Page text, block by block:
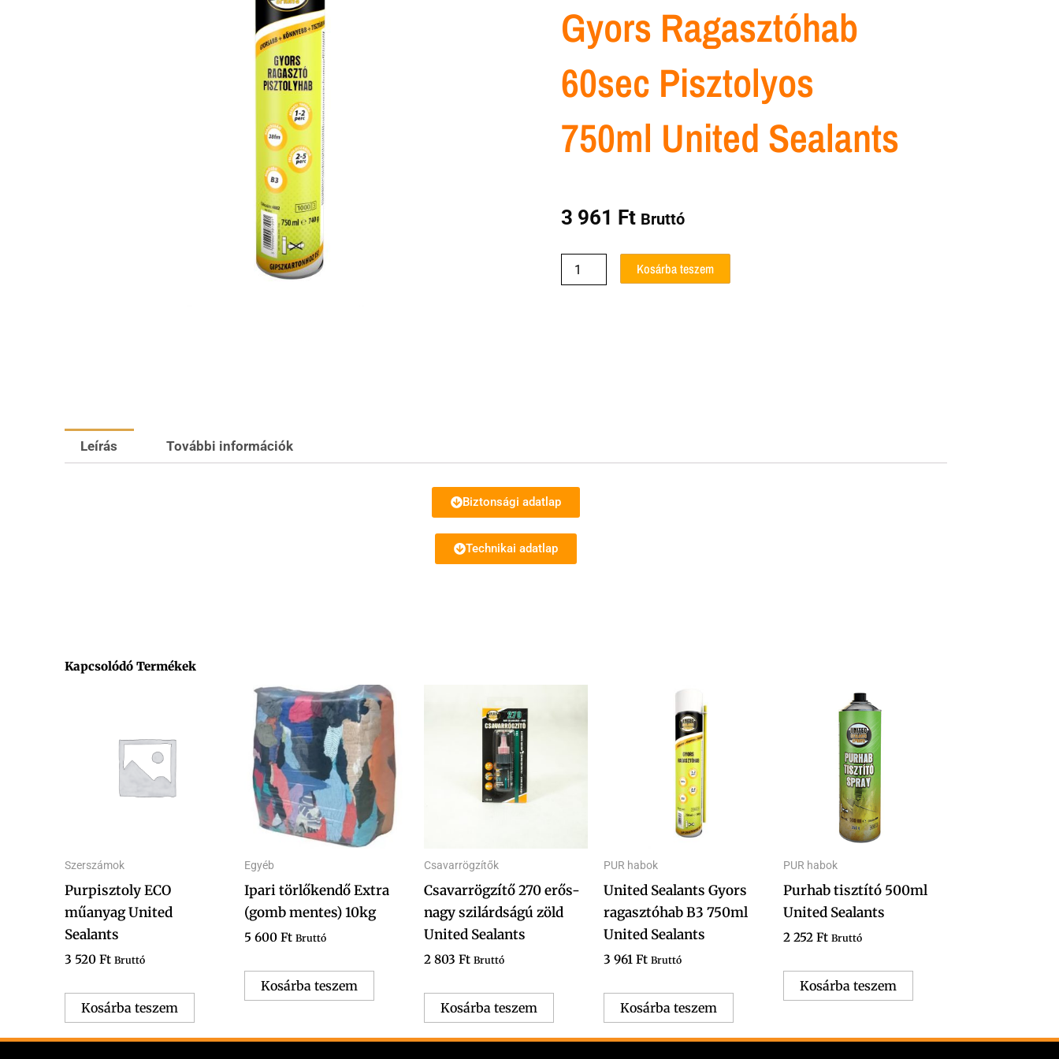
Gyors Ragasztóhab
60sec Pisztolyos
750ml United Sealants
3 961 Ft Bruttó
ragasztóhab
Kosárba teszem
Leírás További információk
Biztonsági adatlap
Technikai adatlap
Kapcsolódó Termékek
Szerszámok
Purpisztoly ECO
műanyag United
Sealants
3 520 Ft Bruttó
Kosárba teszem
Egyéb
Ipari törlőkendő Extra
(gomb mentes) 10kg
5 600 Ft Bruttó
Kosárba teszem
Csavarrögzítők
Csavarrögzítő 270 erős-
nagy szilárdságú zöld
United Sealants
2 803 Ft Bruttó
Kosárba teszem
PUR habok
United Sealants Gyors
ragasztóhab B3 750ml
United Sealants
3 961 Ft Bruttó
Kosárba teszem
PUR habok
Purhab tisztító 500ml
United Sealants
2 252 Ft Bruttó
Kosárba teszem